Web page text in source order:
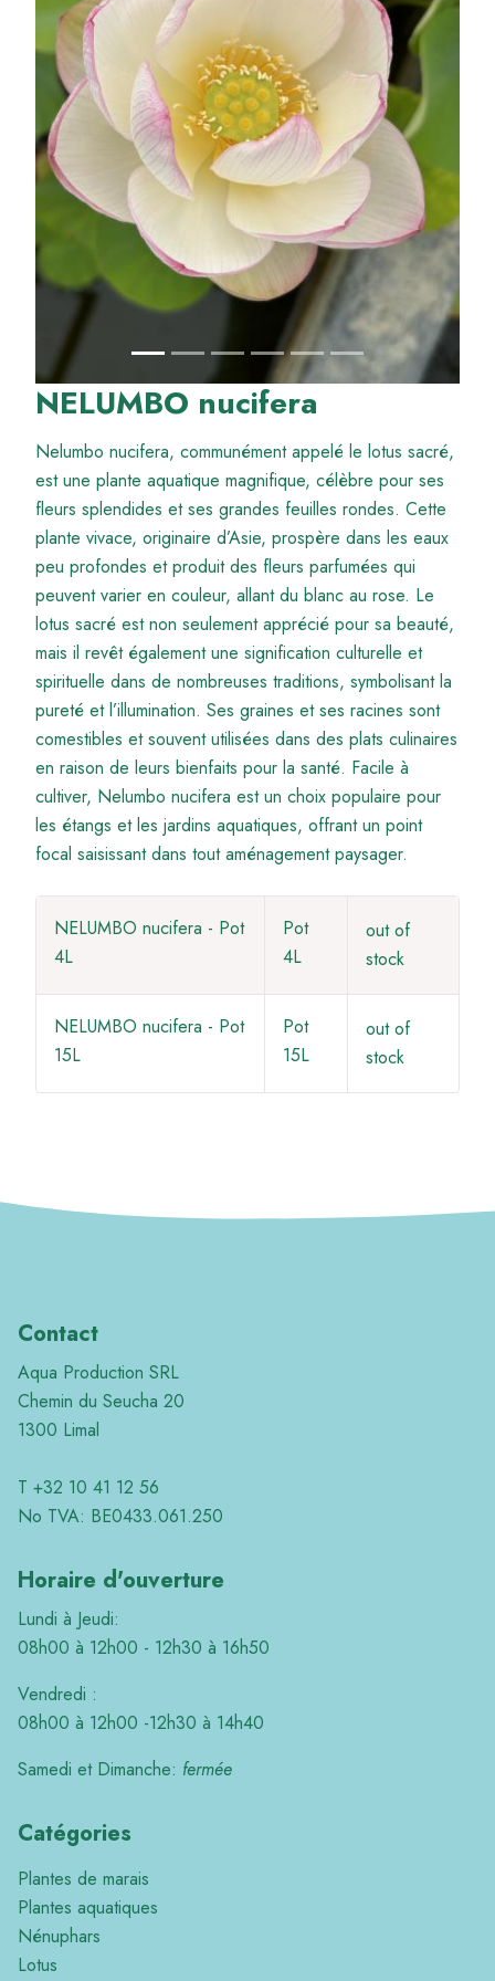
NELUMBO nucifera
Nelumbo nucifera, communément appelé le lotus sacré,
est une plante aquatique magnifique, célèbre pour ses
fleurs splendides et ses grandes feuilles rondes. Cette
plante vivace, originaire d’Asie, prospère dans les eaux
peu profondes et produit des fleurs parfumées qui
peuvent varier en couleur, allant du blanc au rose. Le
lotus sacré est non seulement apprécié pour sa beauté,
mais il revêt également une signification culturelle et
spirituelle dans de nombreuses traditions, symbolisant la
pureté et l’illumination. Ses graines et ses racines sont
comestibles et souvent utilisées dans des plats culinaires
en raison de leurs bienfaits pour la santé. Facile à
cultiver, Nelumbo nucifera est un choix populaire pour
les étangs et les jardins aquatiques, offrant un point
focal saisissant dans tout aménagement paysager.
NELUMBO nucifera - Pot
4L
Pot
4L
out of
stock
NELUMBO nucifera - Pot
15L
Pot
15L
out of
stock
Contact
Aqua Production SRL
Chemin du Seucha 20
1300 Limal
T +32 10 41 12 56
No TVA: BE0433.061.250
Horaire d'ouverture
Lundi à Jeudi:
08h00 à 12h00 - 12h30 à 16h50
Vendredi :
08h00 à 12h00 -12h30 à 14h40
Samedi et Dimanche: fermée
Catégories
Plantes de marais
Plantes aquatiques
Nénuphars
Lotus